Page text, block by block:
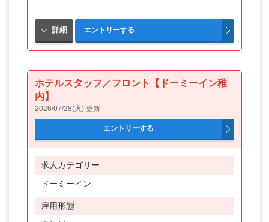
ホテルスタッフ／フロント【ドーミーイン稚
内】
2026/07/28(火) 更新
求人カテゴリー
ドーミーイン
雇用形態